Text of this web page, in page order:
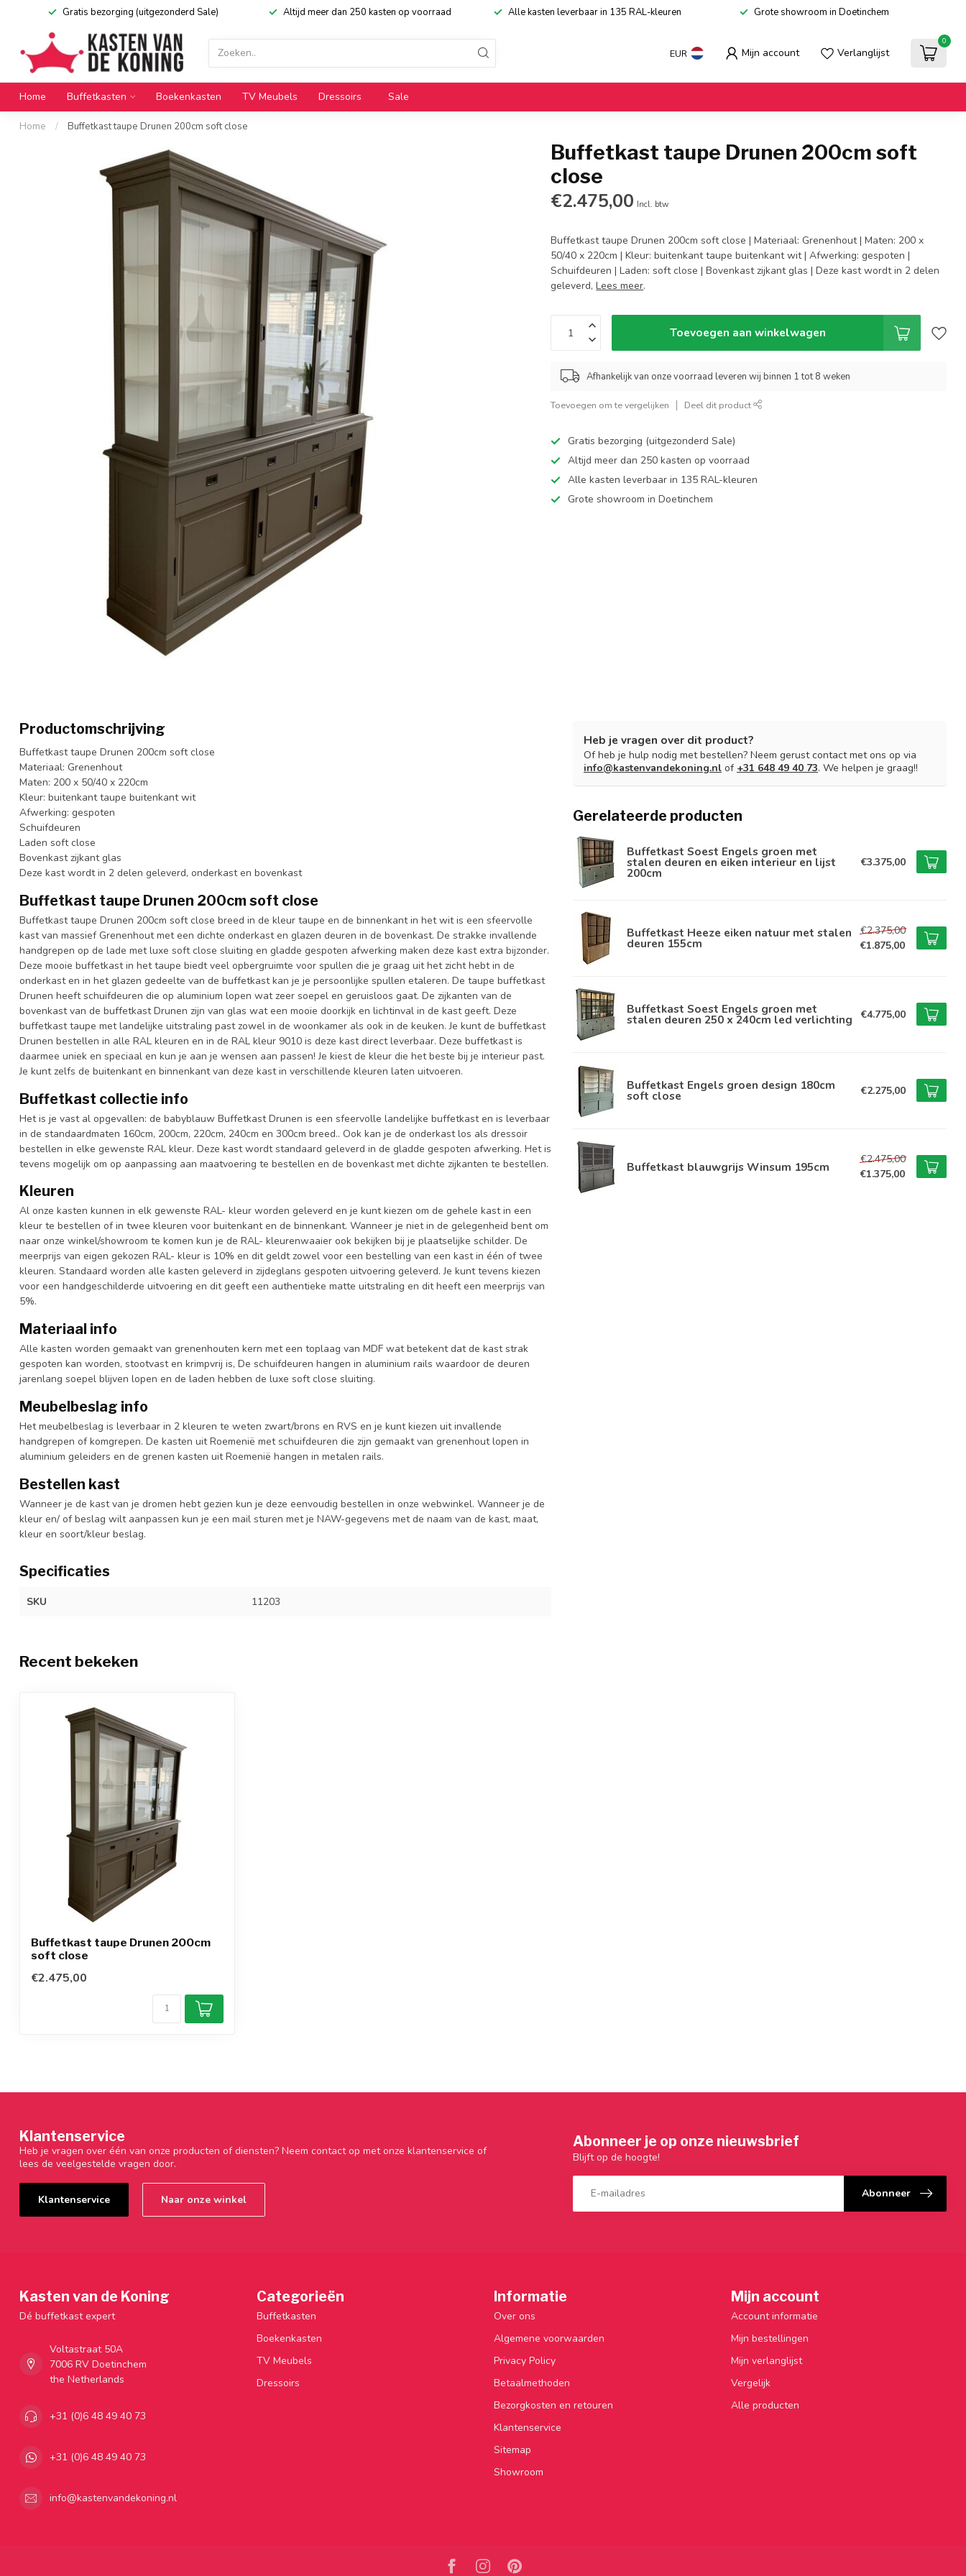
Gratis bezorging (uitgezonderd Sale) Altijd meer dan 250 kasten op voorraad Alle kasten leverbaar in 135 RAL-kleuren Grote showroom in Doetinchem
EUR Mijn account Verlanglijst
0
Home Buffetkasten Boekenkasten TV Meubels Dressoirs Sale
Home / Buffetkast taupe Drunen 200cm soft close
Buffetkast taupe Drunen 200cm soft
close
€2.475,00 Incl. btw
Buffetkast taupe Drunen 200cm soft close | Materiaal: Grenenhout | Maten: 200 x
50/40 x 220cm | Kleur: buitenkant taupe buitenkant wit | Afwerking: gespoten |
Schuifdeuren | Laden: soft close | Bovenkast zijkant glas | Deze kast wordt in 2 delen
geleverd,Lees meer.
Toevoegen aan winkelwagen
Afhankelijk van onze voorraad leveren wij binnen 1 tot 8 weken
Toevoegen om te vergelijken Deel dit product
Gratis bezorging (uitgezonderd Sale)
Altijd meer dan 250 kasten op voorraad
Alle kasten leverbaar in 135 RAL-kleuren
Grote showroom in Doetinchem
Productomschrijving
Buffetkast taupe Drunen 200cm soft close
Materiaal: Grenenhout
Maten: 200 x 50/40 x 220cm
Kleur: buitenkant taupe buitenkant wit
Afwerking: gespoten
Schuifdeuren
Laden soft close
Bovenkast zijkant glas
Deze kast wordt in 2 delen geleverd, onderkast en bovenkast
Buffetkast taupe Drunen 200cm soft close
Buffetkast taupe Drunen 200cm soft close breed in de kleur taupe en de binnenkant in het wit is een sfeervolle
kast van massief Grenenhout met een dichte onderkast en glazen deuren in de bovenkast. De strakke invallende
handgrepen op de lade met luxe soft close sluiting en gladde gespoten afwerking maken deze kast extra bijzonder.
Deze mooie buffetkast in het taupe biedt veel opbergruimte voor spullen die je graag uit het zicht hebt in de
onderkast en in het glazen gedeelte van de buffetkast kan je je persoonlijke spullen etaleren. De taupe buffetkast
Drunen heeft schuifdeuren die op aluminium lopen wat zeer soepel en geruisloos gaat. De zijkanten van de
bovenkast van de buffetkast Drunen zijn van glas wat een mooie doorkijk en lichtinval in de kast geeft. Deze
buffetkast taupe met landelijke uitstraling past zowel in de woonkamer als ook in de keuken. Je kunt de buffetkast
Drunen bestellen in alle RAL kleuren en in de RAL kleur 9010 is deze kast direct leverbaar. Deze buffetkast is
daarmee uniek en speciaal en kun je aan je wensen aan passen! Je kiest de kleur die het beste bij je interieur past.
Je kunt zelfs de buitenkant en binnenkant van deze kast in verschillende kleuren laten uitvoeren.
Buffetkast collectie info
Het is je vast al opgevallen: de babyblauw Buffetkast Drunen is een sfeervolle landelijke buffetkast en is leverbaar
in de standaardmaten 160cm, 200cm, 220cm, 240cm en 300cm breed.. Ook kan je de onderkast los als dressoir
bestellen in elke gewenste RAL kleur. Deze kast wordt standaard geleverd in de gladde gespoten afwerking. Het is
tevens mogelijk om op aanpassing aan maatvoering te bestellen en de bovenkast met dichte zijkanten te bestellen.
Kleuren
Al onze kasten kunnen in elk gewenste RAL- kleur worden geleverd en je kunt kiezen om de gehele kast in een
kleur te bestellen of in twee kleuren voor buitenkant en de binnenkant. Wanneer je niet in de gelegenheid bent om
naar onze winkel/showroom te komen kun je de RAL- kleurenwaaier ook bekijken bij je plaatselijke schilder. De
meerprijs van eigen gekozen RAL- kleur is 10% en dit geldt zowel voor een bestelling van een kast in één of twee
kleuren. Standaard worden alle kasten geleverd in zijdeglans gespoten uitvoering geleverd. Je kunt tevens kiezen
voor een handgeschilderde uitvoering en dit geeft een authentieke matte uitstraling en dit heeft een meerprijs van
5%.
Materiaal info
Alle kasten worden gemaakt van grenenhouten kern met een toplaag van MDF wat betekent dat de kast strak
gespoten kan worden, stootvast en krimpvrij is, De schuifdeuren hangen in aluminium rails waardoor de deuren
jarenlang soepel blijven lopen en de laden hebben de luxe soft close sluiting.
Meubelbeslag info
Het meubelbeslag is leverbaar in 2 kleuren te weten zwart/brons en RVS en je kunt kiezen uit invallende
handgrepen of komgrepen. De kasten uit Roemenië met schuifdeuren die zijn gemaakt van grenenhout lopen in
aluminium geleiders en de grenen kasten uit Roemenië hangen in metalen rails.
Bestellen kast
Wanneer je de kast van je dromen hebt gezien kun je deze eenvoudig bestellen in onze webwinkel. Wanneer je de
kleur en/ of beslag wilt aanpassen kun je een mail sturen met je NAW-gegevens met de naam van de kast, maat,
kleur en soort/kleur beslag.
Specificaties
SKU 11203
Heb je vragen over dit product?
Of heb je hulp nodig met bestellen? Neem gerust contact met ons op via
info@kastenvandekoning.nl of +31 648 49 40 73. We helpen je graag!!
Gerelateerde producten
Buffetkast Soest Engels groen met
stalen deuren en eiken interieur en lijst
200cm
€3.375,00
Buffetkast Heeze eiken natuur met stalen
deuren 155cm
€2.375,00
€1.875,00
Buffetkast Soest Engels groen met
stalen deuren 250 x 240cm led verlichting €4.775,00
Buffetkast Engels groen design 180cm
soft close €2.275,00
Buffetkast blauwgrijs Winsum 195cm
€2.475,00
€1.375,00
Recent bekeken
Buffetkast taupe Drunen 200cm
soft close
€2.475,00
Klantenservice
Heb je vragen over één van onze producten of diensten? Neem contact op met onze klantenservice of
lees de veelgestelde vragen door.
Klantenservice Naar onze winkel
Abonneer je op onze nieuwsbrief
Blijft op de hoogte!
Abonneer
Kasten van de Koning
Dé buffetkast expert
Voltastraat 50A
7006 RV Doetinchem
the Netherlands
+31 (0)6 48 49 40 73
+31 (0)6 48 49 40 73
info@kastenvandekoning.nl
Categorieën
Buffetkasten
Boekenkasten
TV Meubels
Dressoirs
Informatie
Over ons
Algemene voorwaarden
Privacy Policy
Betaalmethoden
Bezorgkosten en retouren
Klantenservice
Sitemap
Showroom
Mijn account
Account informatie
Mijn bestellingen
Mijn verlanglijst
Vergelijk
Alle producten